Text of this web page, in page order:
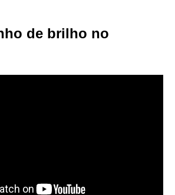
de brilho no